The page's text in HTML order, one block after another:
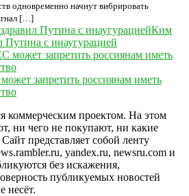
одновременно начнут вибрировать
[…]
Ким
с инаугурацией
запретить россиянам иметь
коммерческим проектом. На этом
ни чего не покупают, ни какие
представляет собой ленту
yandex.ru, newsru.com и
без искажения,
публикуемых новостей
несёт.